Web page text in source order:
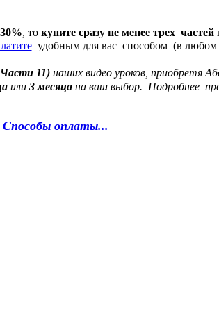
, то купите сразу не менее трех частей
удобным для вас способом (в любом
11)наших видео уроков, приобретя
или 3 месяцана ваш выбор. Подробнее
Способы оплаты...